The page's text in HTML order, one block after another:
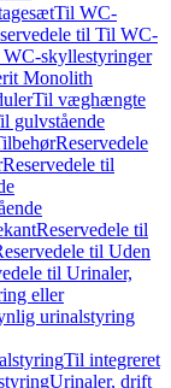
Til WC-
til Til WC-
skyllestyringer
Monolith
Til væghængte
gulvstående
Reservedele
Reservedele til
Reservedele til
til Uden
til Urinaler,
eller
urinalstyring
Til integreret
Urinaler, drift